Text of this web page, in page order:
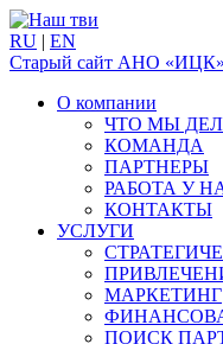
RU | EN
Старый сайт АНО «ИЦК»
О компании
ЧТО МЫ
КОМАНДА
ПАРТНЕРЫ
РАБОТА У
КОНТАКТЫ
УСЛУГИ
МАРКЕТИНГ
ПОИСК